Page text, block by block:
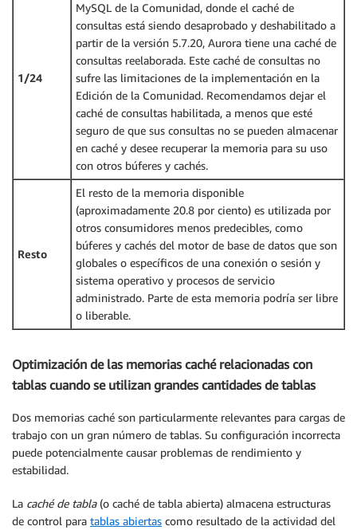
1/24
MySQL de la Comunidad, donde el caché de
consultas está siendo desaprobado y deshabilitado a
partir de la versión 5.7.20, Aurora tiene una caché de
consultas reelaborada. Este caché de consultas no
sufre las limitaciones de la implementación en la
Edición de la Comunidad. Recomendamos dejar el
caché de consultas habilitada, a menos que esté
seguro de que sus consultas no se pueden almacenar
en caché y desee recuperar la memoria para su uso
con otros búferes y cachés.
Resto
El resto de la memoria disponible
(aproximadamente 20.8 por ciento) es utilizada por
otros consumidores menos predecibles, como
búferes y cachés del motor de base de datos que son
globales o específicos de una conexión o sesión y
sistema operativo y procesos de servicio
administrado. Parte de esta memoria podría ser libre
o liberable.
Optimización de las memorias caché relacionadas con
tablas cuando se utilizan grandes cantidades de tablas
Dos memorias caché son particularmente relevantes para cargas de
trabajo con un gran número de tablas. Su configuración incorrecta
puede potencialmente causar problemas de rendimiento y
estabilidad.
La caché de tabla(o caché de tabla abierta) almacena estructuras
de control para tablas abiertas como resultado de la actividad del